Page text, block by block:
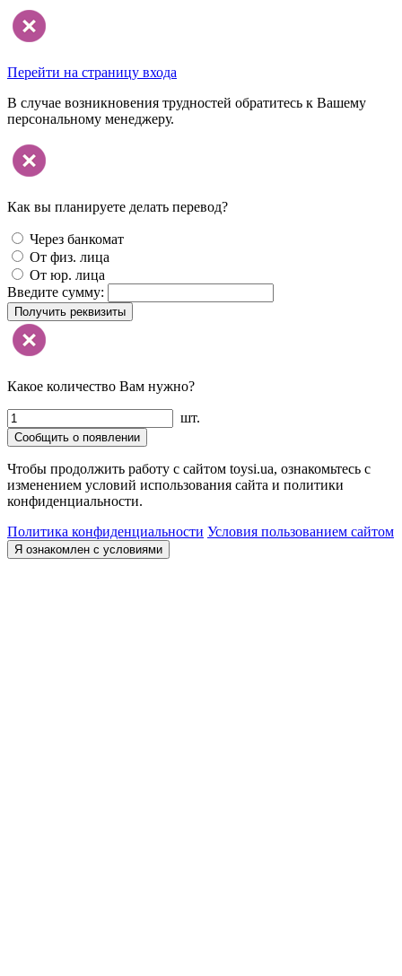
Перейти на страницу входа
В случае возникновения трудностей обратитесь к Вашему
персональному менеджеру.
Как вы планируете делать перевод?
Через банкомат
От физ. лица
От юр. лица
Введите сумму:
Получить реквизиты
Какое количество Вам нужно?
шт.
Сообщить о появлении
Чтобы продолжить работу с сайтом toysi.ua, ознакомьтесь с
изменением условий использования сайта и политики
конфиденциальности.
Политика конфиденциальности Условия пользованием сайтом
Я ознакомлен с условиями